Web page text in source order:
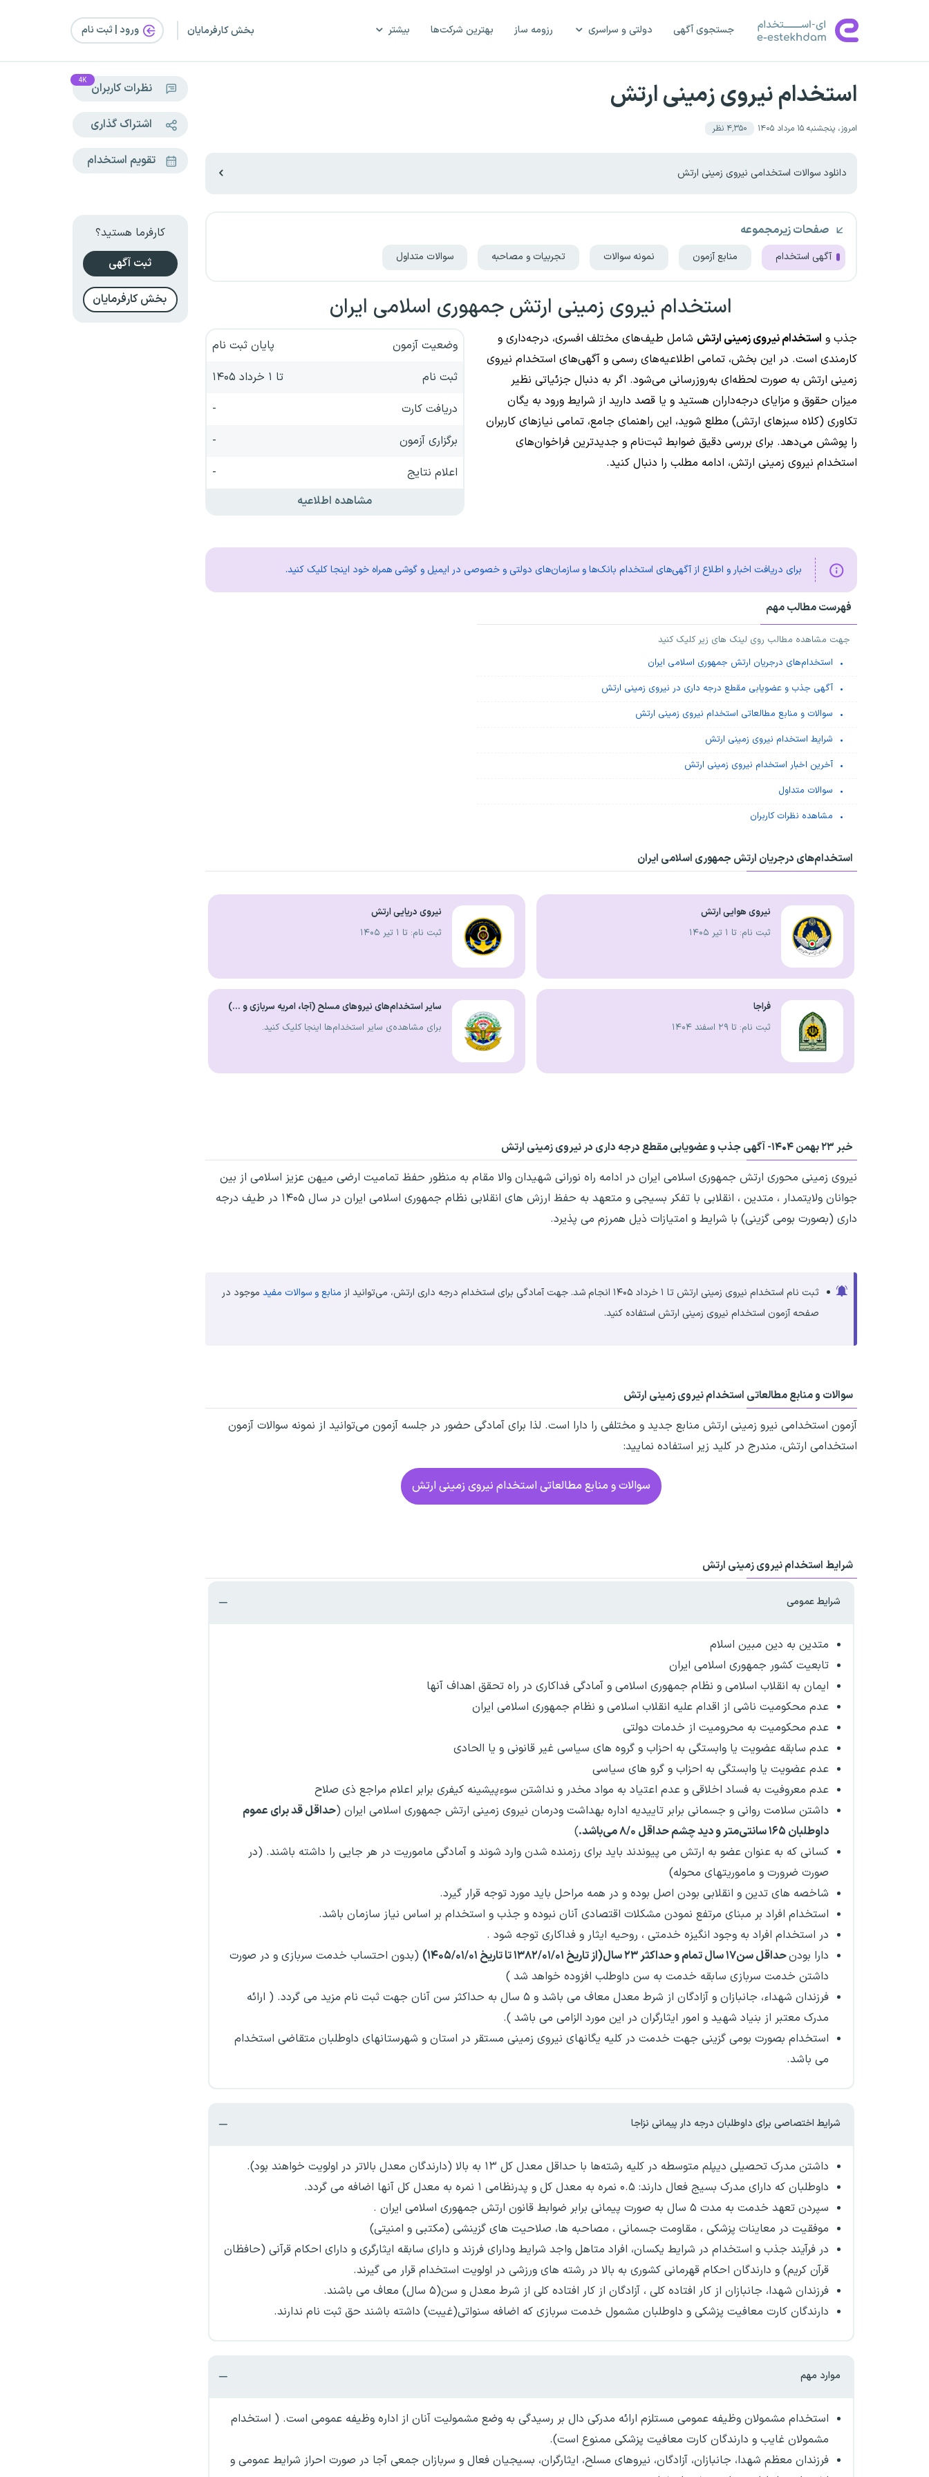
جستجوی آگهی دولتی و سراسری رزومه ساز بهترین شرکت‌ها بیشتر بخش کارفرمایان ورود | ثبت‌ نام
استخدام نیروی زمینی ارتش
امروز، پنجشنبه ۱۵ مرداد ۱۴۰۵ ۴٬۳۵۰ نظر
دانلود سوالات استخدامی نیروی زمینی ارتش
صفحات زیرمجموعه
آگهی استخدام منابع آزمون نمونه سوالات تجربیات و مصاحبه سوالات متداول
استخدام نیروی زمینی ارتش جمهوری اسلامی ایران
جذب و استخدام نیروی زمینی ارتش شامل طیف‌های مختلف افسری، درجه‌داری و
کارمندی است. در این بخش، تمامی اطلاعیه‌های رسمی و آگهی‌های استخدام نیروی
زمینی ارتش به صورت لحظه‌ای به‌روزرسانی می‌شود. اگر به دنبال جزئیاتی نظیر
میزان حقوق و مزایای درجه‌داران هستید و یا قصد دارید از شرایط ورود به یگان
تکاوری (کلاه سبزهای ارتش) مطلع شوید، این راهنمای جامع، تمامی نیازهای کاربران
را پوشش می‌دهد. برای بررسی دقیق ضوابط ثبت‌نام و جدیدترین فراخوان‌های
استخدام نیروی زمینی ارتش، ادامه مطلب را دنبال کنید.
وضعیت آزمون
پایان ثبت نام
ثبت نام
تا ۱ خرداد ۱۴۰۵
دریافت کارت
-
برگزاری آزمون
-
اعلام نتایج
-
مشاهده اطلاعیه
برای دریافت اخبار و اطلاع از آگهی‌های استخدام بانک‌ها و سازمان‌های دولتی و خصوصی در ایمیل و گوشی همراه خود اینجا کلیک کنید.
فهرست مطالب مهم
جهت مشاهده مطالب روی لینک های زیر کلیک کنید
استخدام‌های درجریان ارتش جمهوری اسلامی ایران
آگهی جذب و عضویابی مقطع درجه داری در نیروی زمینی ارتش
سوالات و منابع مطالعاتی استخدام نیروی زمینی ارتش
شرایط استخدام نیروی زمینی ارتش
آخرین اخبار استخدام نیروی زمینی ارتش
سوالات متداول
مشاهده نظرات کاربران
استخدام‌های درجریان ارتش جمهوری اسلامی ایران
نیروی هوایی ارتش
ثبت نام: تا ۱ تیر ۱۴۰۵
نیروی دریایی ارتش
ثبت نام: تا ۱ تیر ۱۴۰۵
فراجا
ثبت نام: تا ۲۹ اسفند ۱۴۰۴
سایر استخدام‌های نیروهای مسلح (آجا، امریه سربازی و ...)
برای مشاهده‌ی سایر استخدام‌ها اینجا کلیک کنید.
خبر ۲۳ بهمن ۱۴۰۴- آگهی جذب و عضویابی مقطع درجه داری در نیروی زمینی ارتش
نیروی زمینی محوری ارتش جمهوری اسلامی ایران در ادامه راه نورانی شهیدان والا مقام به منظور حفظ تمامیت ارضی میهن عزیز اسلامی از بین
جوانان ولایتمدار ، متدین ، انقلابی با تفکر بسیجی و متعهد به حفظ ارزش های انقلابی نظام جمهوری اسلامی ایران در سال ۱۴۰۵ در طیف درجه
داری (بصورت بومی گزینی) با شرایط و امتیازات ذیل همرزم می پذیرد.
ثبت نام استخدام نیروی زمینی ارتش تا ۱ خرداد ۱۴۰۵ انجام شد. جهت آمادگی برای استخدام درجه داری ارتش، می‌توانید از منابع و سوالات مفید موجود در
صفحه آزمون استخدام نیروی زمینی ارتش استفاده کنید.
سوالات و منابع مطالعاتی استخدام نیروی زمینی ارتش
آزمون استخدامی نیرو زمینی ارتش منابع جدید و مختلفی را دارا است. لذا برای آمادگی حضور در جلسه آزمون می‌توانید از نمونه سوالات آزمون
استخدامی ارتش، مندرج در کلید زیر استفاده نمایید:
سوالات و منابع مطالعاتی استخدام نیروی زمینی ارتش
شرایط استخدام نیروی زمینی ارتش
شرایط عمومی
متدین به دین مبین اسلام
تابعیت کشور جمهوری اسلامی ایران
ایمان به انقلاب اسلامی و نظام جمهوری اسلامی و آمادگی فداکاری در راه تحقق اهداف آنها
عدم محکومیت ناشی از اقدام علیه انقلاب اسلامی و نظام جمهوری اسلامی ایران
عدم محکومیت به محرومیت از خدمات دولتی
عدم سابقه عضویت یا وابستگی به احزاب و گروه های سیاسی غیر قانونی و یا الحادی
عدم عضویت یا وابستگی به احزاب و گرو های سیاسی
عدم معروفیت به فساد اخلاقی و عدم اعتیاد به مواد مخدر و نداشتن سوءپیشینه کیفری برابر اعلام مراجع ذی صلاح
داشتن سلامت روانی و جسمانی برابر تاییدیه اداره بهداشت ودرمان نیروی زمینی ارتش جمهوری اسلامی ایران (حداقل قد برای عموم
داوطلبان ۱۶۵ سانتی‌متر و دید چشم حداقل ۸/۰ می‌باشد.
)
کسانی که به عنوان عضو به ارتش می پیوندند باید برای رزمنده شدن وارد شوند و آمادگی ماموریت در هر جایی را داشته باشند. (در
صورت ضرورت و ماموریتهای محوله)
شاخصه های تدین و انقلابی بودن اصل بوده و در همه مراحل باید مورد توجه قرار گیرد.
استخدام افراد بر مبنای مرتفع نمودن مشکلات اقتصادی آنان نبوده و جذب و استخدام بر اساس نیاز سازمان باشد.
در استخدام افراد به وجود انگیزه خدمتی ، روحیه ایثار و فداکاری توجه شود .
دارا بودنحداقل سن۱۷ سال تمام و حداکثر ۲۳ سال(از تاریخ ۱۳۸۲/۰۱/۰۱ تا تاریخ ۱۴۰۵/۰۱/۰۱)
(بدون احتساب خدمت سربازی و در صورت
داشتن خدمت سربازی سابقه خدمت به سن داوطلب افزوده خواهد شد )
فرزندان شهداء، جانبازان و آزادگان از شرط معدل معاف می باشد و ۵ سال به حداکثر سن آنان جهت ثبت نام مزید می گردد. ( ارائه
مدرک معتبر از بنیاد شهید و امور ایثارگران در این مورد الزامی می باشد ).
استخدام بصورت بومی گزینی جهت خدمت در کلیه یگانهای نیروی زمینی مستقر در استان و شهرستانهای داوطلبان متقاضی استخدام
می باشد.
شرایط اختصاصی برای داوطلبان درجه دار پیمانی نزاجا
داشتن مدرک تحصیلی دیپلم متوسطه در کلیه رشته‌‌ها با حداقل معدل کل ۱۳ به بالا (دارندگان معدل بالاتر در اولویت خواهند بود).
داوطلبان که دارای مدرک بسیج فعال دارند: ۰.۵ نمره به معدل کل و پدرنظامی ۱ نمره به معدل کل آنها اضافه می گردد.
سپردن تعهد خدمت به مدت ۵ سال به صورت پیمانی برابر ضوابط قانون ارتش جمهوری اسلامی ایران .
موفقیت در معاینات پزشکی ، مقاومت جسمانی ، مصاحبه ها، صلاحیت های گزینشی (مکتبی و امنیتی)
در فرآیند جذب و استخدام در شرایط یکسان، افراد متاهل واجد شرایط ودارای فرزند و دارای سابقه ایثارگری و دارای احکام قرآنی (حافظان
قرآن کریم) و دارندگان احکام قهرمانی کشوری به بالا در رشته های ورزشی در اولویت استخدام قرار می گیرند.
فرزندان شهدا، جانبازان از کار افتاده کلی ، آزادگان از کار افتاده کلی از شرط معدل و سن(۵ سال) معاف می باشند.
دارندگان کارت معافیت پزشکی و داوطلبان مشمول خدمت سربازی که اضافه سنواتی(غیبت) داشته باشند حق ثبت نام ندارند.
موارد مهم
استخدام مشمولان وظیفه عمومی مستلزم ارائه مدرکی دال بر رسیدگی به وضع مشمولیت آنان از اداره وظیفه عمومی است. ( استخدام
مشمولان غایب و دارندگان کارت معافیت پزشکی ممنوع است).
فرزندان معظم شهدا، جانبازان، آزادگان، نیروهای مسلح، ایثارگران، بسیجیان فعال و سربازان جمعی آجا در صورت احراز شرایط عمومی و
نظرات کاربران 4K
اشتراک گذاری
تقویم استخدام
کارفرما هستید؟
ثبت آگهی
بخش کارفرمایان